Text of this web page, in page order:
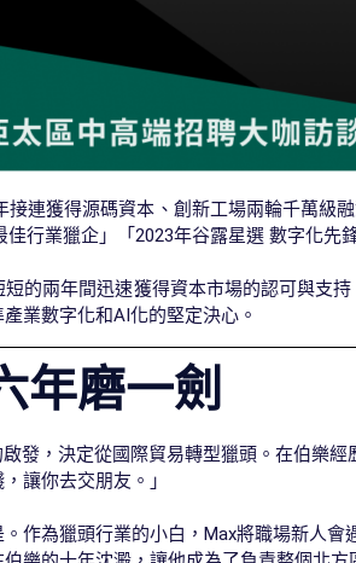
接連獲得源碼資本、創新工場兩輪千萬級
行業獵企」「2023年谷露星選 數字化先
的兩年間迅速獲得資本市場的認可與支
業數字化和AI化的堅定決心。
年磨一劍
發，決定從國際貿易轉型獵頭。在伯樂
讓你去交朋友。」
作為獵頭行業的小白，Max將職場新人